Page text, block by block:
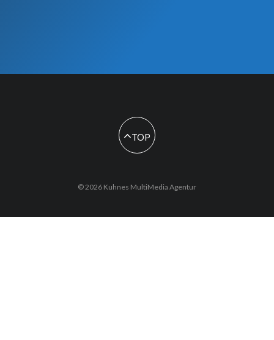
TOP
© 2026 Kuhnes MultiMedia Agentur